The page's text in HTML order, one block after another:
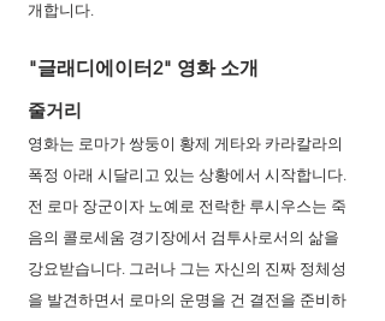
개합니다.
"글래디에이터2" 영화 소개
줄거리
영화는 로마가 쌍둥이 황제 게타와 카라칼라의
폭정 아래 시달리고 있는 상황에서 시작합니다.
전 로마 장군이자 노예로 전락한 루시우스는 죽
음의 콜로세움 경기장에서 검투사로서의 삶을
강요받습니다. 그러나 그는 자신의 진짜 정체성
을 발견하면서 로마의 운명을 건 결전을 준비하